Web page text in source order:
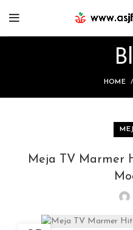
HOME
Meja TV Marmer